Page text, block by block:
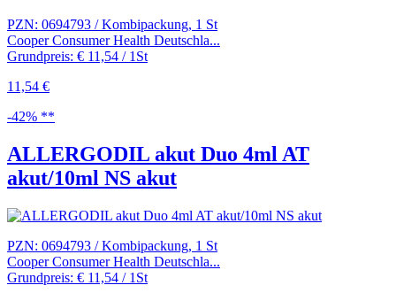
PZN: 0694793 / Kombipackung, 1 St
Cooper Consumer Health Deutschla...
Grundpreis: € 11,54 / 1St
11,54 €
-42% **
ALLERGODIL akut Duo 4ml AT
akut/10ml NS akut
PZN: 0694793 / Kombipackung, 1 St
Cooper Consumer Health Deutschla...
Grundpreis: € 11,54 / 1St